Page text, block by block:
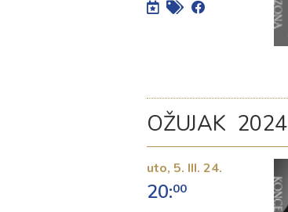
OŽUJAK 2024
uto, 5. III. 24.
20:00